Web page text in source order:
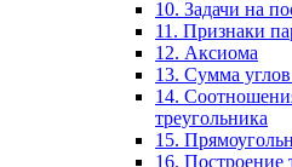
10. Задачи на
11. Признаки
12. Аксиома
13. Сумма
14.
треугольника
15.
16. Построение